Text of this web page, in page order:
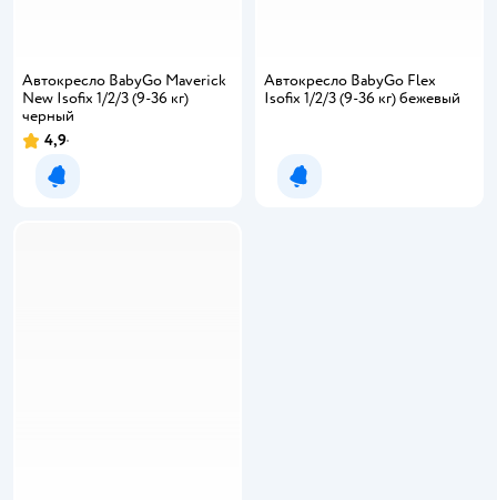
Автокресло BabyGo Maverick
New Isofix 1/2/3 (9-36 кг)
черный
4,9
Уведомить о появлении
Автокресло BabyGo Flex
Isofix 1/2/3 (9-36 кг) бежевый
Уведомить о появлении